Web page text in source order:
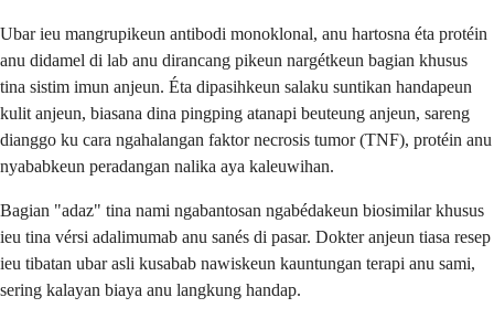
Ubar ieu mangrupikeun antibodi monoklonal, anu hartosna éta protéin
anu didamel di lab anu dirancang pikeun nargétkeun bagian khusus
tina sistim imun anjeun. Éta dipasihkeun salaku suntikan handapeun
kulit anjeun, biasana dina pingping atanapi beuteung anjeun, sareng
dianggo ku cara ngahalangan faktor necrosis tumor (TNF), protéin anu
nyababkeun peradangan nalika aya kaleuwihan.
Bagian "adaz" tina nami ngabantosan ngabédakeun biosimilar khusus
ieu tina vérsi adalimumab anu sanés di pasar. Dokter anjeun tiasa resep
ieu tibatan ubar asli kusabab nawiskeun kauntungan terapi anu sami,
sering kalayan biaya anu langkung handap.